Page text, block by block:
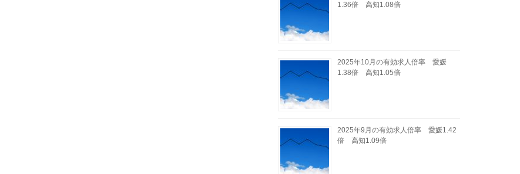
1.36倍 高知1.08倍
2025年10月の有効求人倍率 愛媛
1.38倍 高知1.05倍
2025年9月の有効求人倍率 愛媛1.42
倍 高知1.09倍